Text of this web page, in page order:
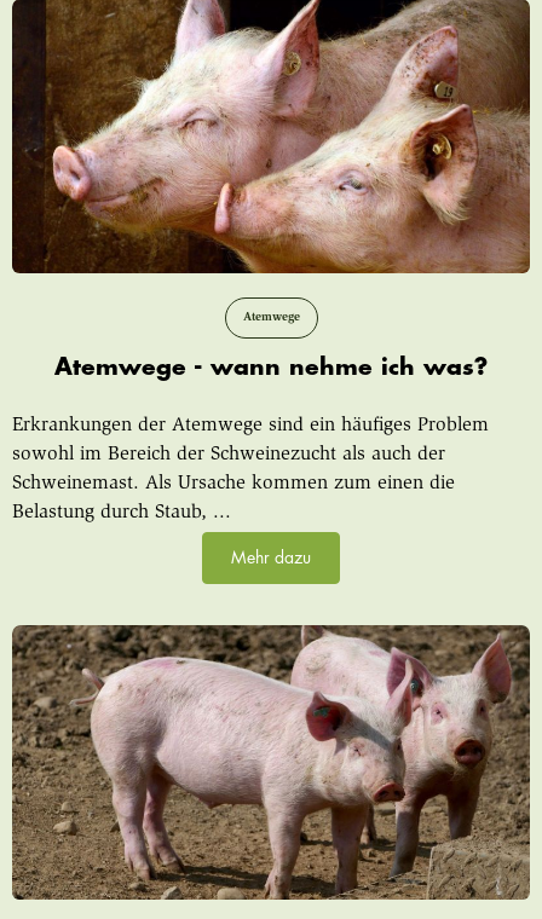
Atemwege
Atemwege - wann nehme ich was?
Erkrankungen der Atemwege sind ein häufiges Problem
sowohl im Bereich der Schweinezucht als auch der
Schweinemast. Als Ursache kommen zum einen die
Belastung durch Staub, ...
Mehr dazu